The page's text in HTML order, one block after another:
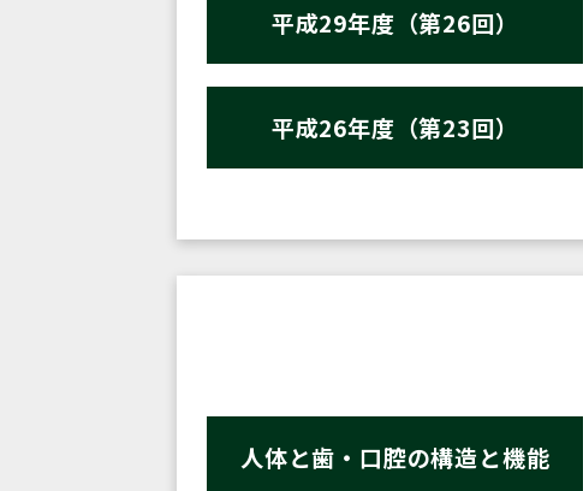
平成29年度（第26回）
平成26年度（第23回）
人体と歯・口腔の構造と機能